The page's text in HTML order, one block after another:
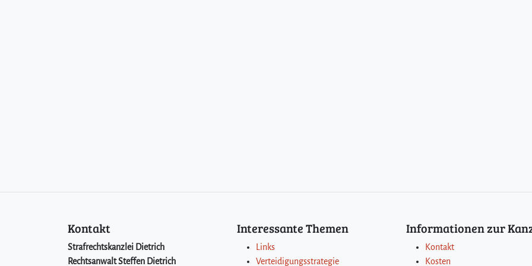
Kontakt
Strafrechtskanzlei Dietrich
Rechtsanwalt Steffen Dietrich
Interessante Themen
Links
Verteidigungsstrategie
Informationen zur
Kontakt
Kosten